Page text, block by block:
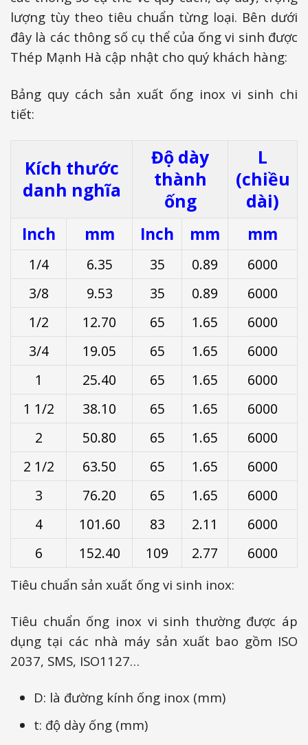
lượng tùy theo tiêu chuẩn từng loại. Bên dưới
đây là các thông số cụ thể của ống vi sinh được
Thép Mạnh Hà cập nhật cho quý khách hàng:
Bảng quy cách sản xuất ống inox vi sinh chi
tiết:
Kích thước
danh nghĩa
Độ dày
thành
ống
L
(chiều
dài)
Inch mm Inch mm mm
1/4 6.35 35 0.89
6000
3/8
9.53 35 0.89
6000
1/2
12.70 65 1.65
6000
3/4
19.05 65 1.65
6000
1
25.40 65 1.65
6000
1 1/2
38.10 65 1.65
6000
2
50.80 65 1.65
6000
2 1/2
63.50 65 1.65
6000
3
76.20 65 1.65
6000
4
101.60 83 2.11
6000
6
152.40 109 2.77 6000
Tiêu chuẩn sản xuất ống vi sinh inox:
Tiêu chuẩn ống inox vi sinh thường được áp
dụng tại các nhà máy sản xuất bao gồm ISO
2037, SMS, ISO1127…
D: là đường kính ống inox (mm)
t: độ dày ống (mm)